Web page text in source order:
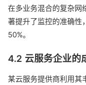
在多业务混合的复杂网
著提升了监控的准确性
50%。
4.2 云服务企业的
某云服务提供商利用其